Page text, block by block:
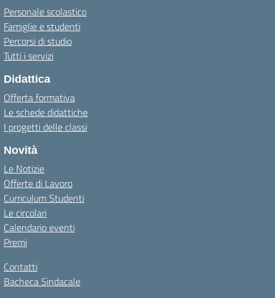
Personale scolastico
Famiglie e studenti
Percorsi di studio
Tutti i servizi
Didattica
Offerta formativa
Le schede didattiche
I progetti delle classi
Novità
Le Notizie
Offerte di Lavoro
Curriculum Studenti
Le circolari
Calendario eventi
Premi
Contatti
Bacheca Sindacale